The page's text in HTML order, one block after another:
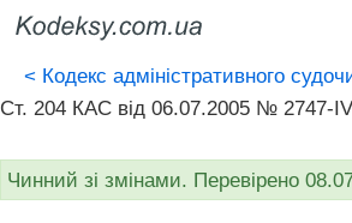
< Кодекс адміністративного
Ст. 204 КАС від 06.07.2005 № 2747-IV
Чинний зі змінами. Перевірено